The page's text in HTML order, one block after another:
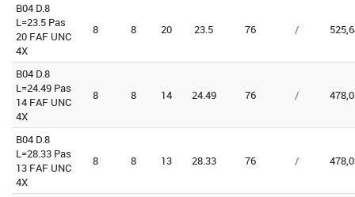
B04 D.8
L=23.5 Pas
20 FAF UNC
4X
8 8 20 23.5 76 /
B04 D.8
L=24.49 Pas
14 FAF UNC
4X
8 8 14 24.49 76 /
B04 D.8
L=28.33 Pas
13 FAF UNC
4X
8 8 13 28.33 76 /